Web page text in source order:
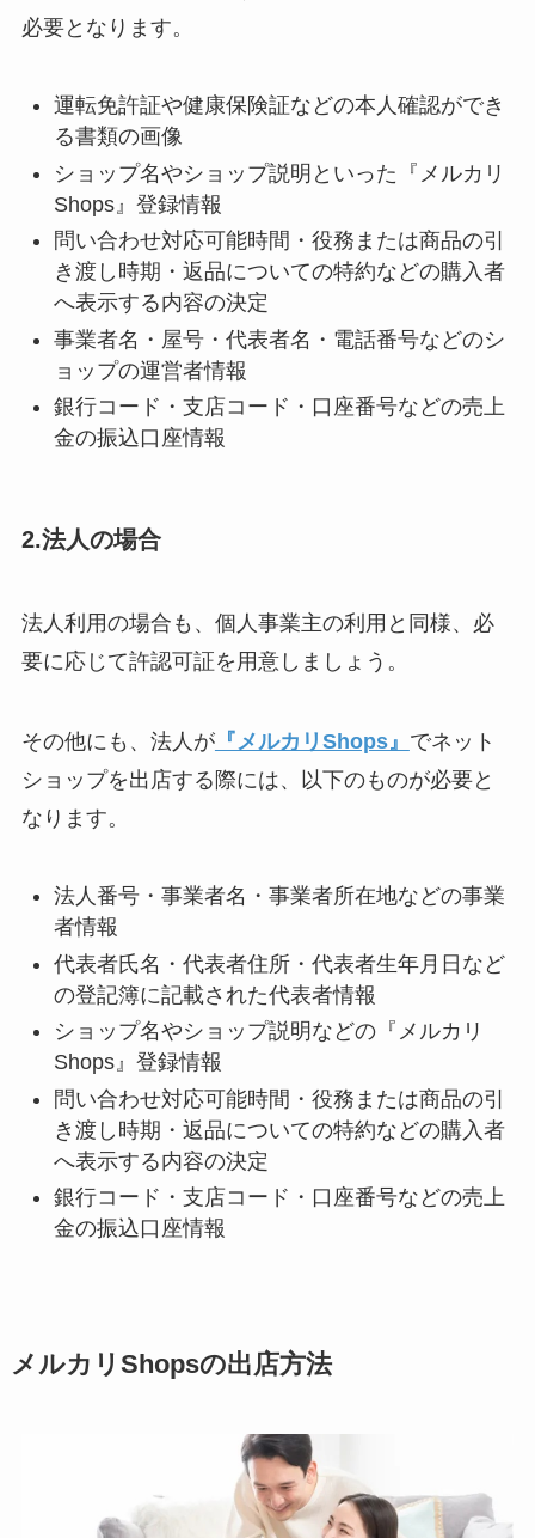
必要となります。
運転免許証や健康保険証などの本人確認ができ
る書類の画像
ショップ名やショップ説明といった『メルカリ
Shops』登録情報
問い合わせ対応可能時間・役務または商品の引
き渡し時期・返品についての特約などの購入者
へ表示する内容の決定
事業者名・屋号・代表者名・電話番号などのシ
ョップの運営者情報
銀行コード・支店コード・口座番号などの売上
金の振込口座情報
2.法人の場合
法人利用の場合も、個人事業主の利用と同様、必
要に応じて許認可証を用意しましょう。
その他にも、法人が『メルカリShops』 でネット
ショップを出店する際には、以下のものが必要と
なります。
法人番号・事業者名・事業者所在地などの事業
者情報
代表者氏名・代表者住所・代表者生年月日など
の登記簿に記載された代表者情報
ショップ名やショップ説明などの『メルカリ
Shops』登録情報
問い合わせ対応可能時間・役務または商品の引
き渡し時期・返品についての特約などの購入者
へ表示する内容の決定
銀行コード・支店コード・口座番号などの売上
金の振込口座情報
メルカリShopsの出店方法